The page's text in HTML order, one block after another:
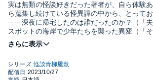
実は無類の怪談好きだった著者が、自ら体験
ら蒐集し続けている怪異譚の中から、とって
――深夜に帰宅したのは誰だったのか？（「
スポットの海岸で少年たちを襲った異変（「そ
バーに現れる奇妙な少女（「防空頭巾とタバ
ステリ作家が書き下ろした初の実話怪談短篇集
本タイトルには付属資料・PDFが用意されてい
PCサイトのライブラリー、またはアプリ上の
©青柳 碧人 (P)2023 Audible, Inc.